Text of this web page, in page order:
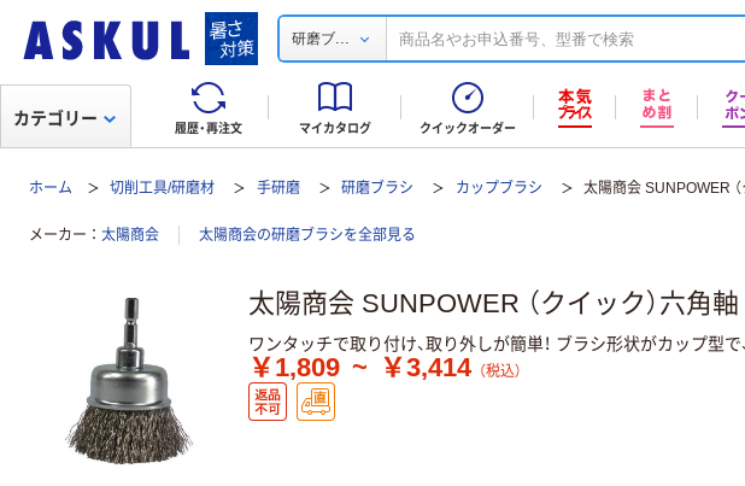
研磨ブ...
履歴・再注文 マイカタログ クイックオーダー
カテゴリー
ホーム 切削工具/研磨材 手研磨 研磨ブラシ カップブラシ 太陽商会 SUNPOWER
メーカー 太陽商会 太陽商会の研磨ブラシを全部見る
太陽商会 SUNPOWER （クイック）六角
ワンタッチで取り付け、取り外しが簡単！ ブラシ形状がカップ型
￥1,809 ~ ￥3,414 （税込）